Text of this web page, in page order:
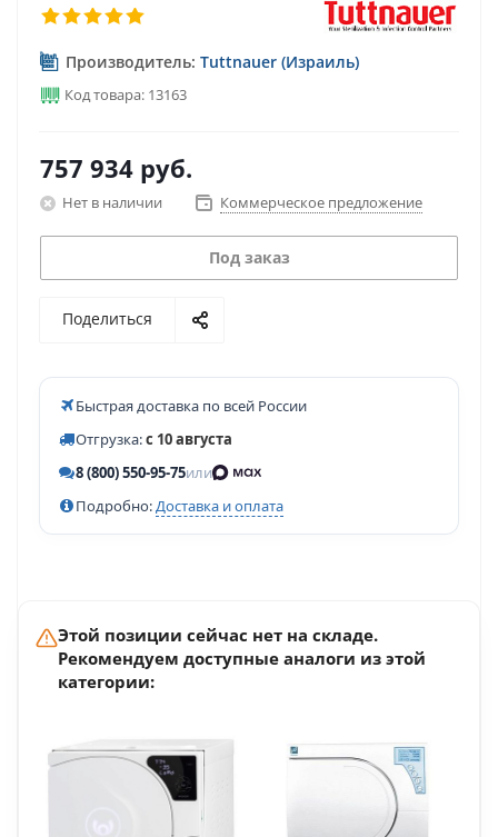
Производитель: Tuttnauer (Израиль)
Код товара: 13163
757 934 руб.
Нет в наличии Коммерческое предложение
Под заказ
Поделиться
Быстрая доставка по всей России
Отгрузка:с 10 августа
8 (800) 550-95-75или
Подробно:Доставка и оплата
Этой позиции сейчас нет на складе.
Рекомендуем доступные аналоги из этой
категории: